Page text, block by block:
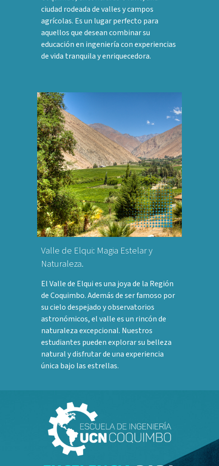
ciudad rodeada de valles y campos
agrícolas. Es un lugar perfecto para
aquellos que desean combinar su
educación en ingeniería con experiencias
de vida tranquila y enriquecedora.
Valle de Elqui: Magia Estelar y
Naturaleza.
El Valle de Elqui es una joya de la Región
de Coquimbo. Además de ser famoso por
su cielo despejado y observatorios
astronómicos, el valle es un rincón de
naturaleza excepcional. Nuestros
estudiantes pueden explorar su belleza
natural y disfrutar de una experiencia
única bajo las estrellas.